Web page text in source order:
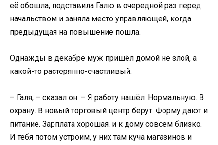
её обошла, подставила Галю в очередной раз перед
начальством и заняла место управляющей, когда
предыдущая на повышение пошла.
Однажды в декабре муж пришёл домой не злой, а
какой-то растерянно-счастливый.
– Галя, – сказал он. – Я работу нашёл. Нормальную. В
охрану. В новый торговый центр берут. Форму дают и
питание. Зарплата хорошая, и к дому совсем близко.
И тебя потом устроим, у них там куча магазинов и